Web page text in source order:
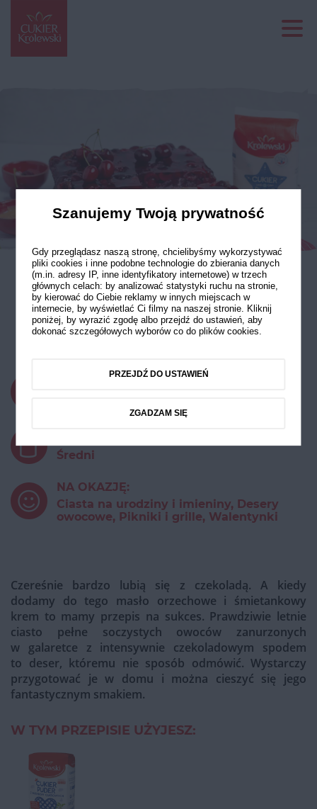
Ciasto czekoladowe
z czereśniami
i galaretką
Średni
NA OKAZJĘ:
Ciasta na urodziny i imieniny, Desery
owocowe, Pikniki i grille, Walentynki
Czereśnie bardzo lubią się z czekoladą. A kiedy
dodamy do tego masło orzechowe i śmietankowy
krem to mamy przepis na sukces. Prawdziwie letnie
ciasto pełne soczystych owoców zanurzonych
w galaretce z intensywnie czekoladowym spodem
to deser, któremu nie sposób odmówić. Wystarczy
przygotować je w domu i można cieszyć się jego
fantastycznym smakiem.
W TYM PRZEPISIE UŻYJESZ:
Szanujemy Twoją prywatność
Gdy przeglądasz naszą stronę, chcielibyśmy wykorzystywać
pliki cookies i inne podobne technologie do zbierania danych
(m.in. adresy IP, inne identyfikatory internetowe) w trzech
głównych celach: by analizować statystyki ruchu na stronie,
by kierować do Ciebie reklamy w innych miejscach w
internecie, by wyświetlać Ci filmy na naszej stronie. Kliknij
poniżej, by wyrazić zgodę albo przejdź do ustawień, aby
dokonać szczegółowych wyborów co do plików cookies.
PRZEJDŹ DO USTAWIEŃ
ZGADZAM SIĘ